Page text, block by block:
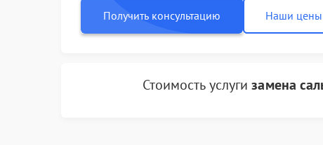
Получить консультацию Наши цены
Стоимость услугизамена